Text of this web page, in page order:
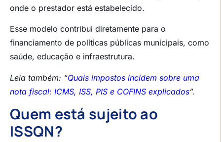
onde o prestador está estabelecido.
Esse modelo contribui diretamente para o
financiamento de políticas públicas municipais, como
saúde, educação e infraestrutura.
Leia também: “Quais impostos incidem sobre uma
nota fiscal: ICMS, ISS, PIS e COFINS explicados”.
Quem está sujeito ao
ISSQN?